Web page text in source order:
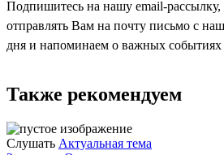
Подпишитесь на нашу email-
отправлять Вам на почту письмо с
дня и напоминаем о важных событиях
Также рекомендуем
Слушать Актуальная тема